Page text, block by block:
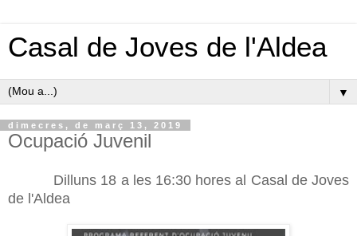
Casal de Joves de l'Aldea
▼
dimecres, de març 13, 2019
Ocupació Juvenil
Dilluns 18 a les 16:30 hores al Casal de Joves
de l'Aldea